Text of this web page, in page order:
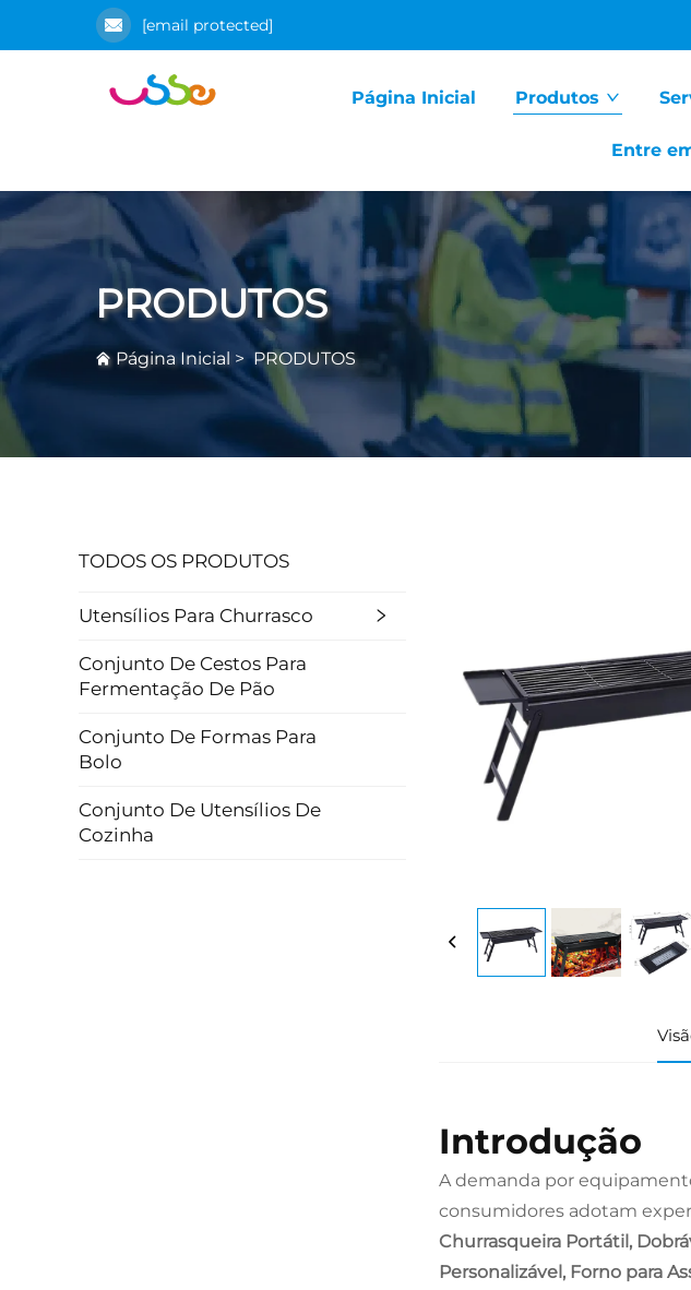
[email protected]
Página Inicial Produtos
Entre
PRODUTOS
Página Inicial >PRODUTOS
TODOS OS PRODUTOS
Utensílios Para Churrasco
Conjunto De Cestos Para
Fermentação De Pão
Conjunto De Formas Para
Bolo
Conjunto De Utensílios De
Cozinha
Introdução
A demanda por
consumidores adotam
Churrasqueira Portátil,
Personalizável, Forno para